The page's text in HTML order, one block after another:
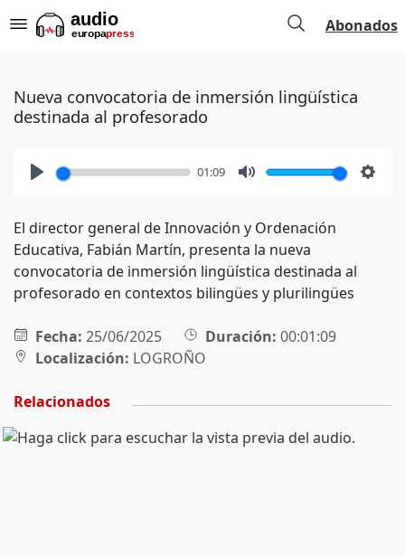
Abonados
Nueva convocatoria de inmersión lingüística
destinada al profesorado
01:09
El director general de Innovación y Ordenación
Educativa, Fabián Martín, presenta la nueva
convocatoria de inmersión lingüística destinada al
profesorado en contextos bilingües y plurilingües
Fecha: 25/06/2025 Duración: 00:01:09
Localización: LOGROÑO
Relacionados